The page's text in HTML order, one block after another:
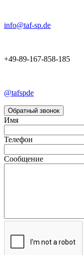
info@taf-sp.de
+49-89-167-858-185
@tafspde
Обратный звонок
Имя
Телефон
Сообщение